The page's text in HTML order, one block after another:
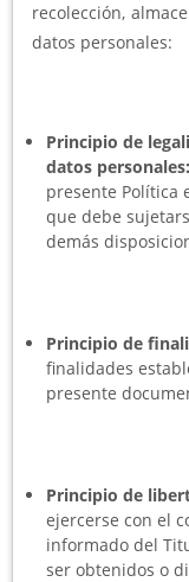
recolección,
datos personales:
Principio de
datos personales:
presente Política
que debe
demás
Principio de
finalidades
presente
Principio de
ejercerse con el
informado del
ser obtenidos o